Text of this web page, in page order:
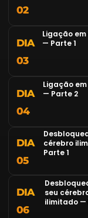
02
DIA
03
Ligação
— Parte 1
DIA
04
Ligação
— Parte 2
DIA
05
cérebro
Parte 1
DIA
06
seu
ilimitado —